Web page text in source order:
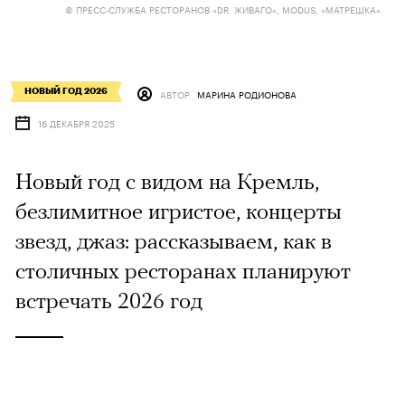
© ПРЕСС-СЛУЖБА РЕСТОРАНОВ «DR. ЖИВАГО», MODUS, «МАТРЕШКА»
НОВЫЙ ГОД 2026 АВТОР МАРИНА РОДИОНОВА
16 ДЕКАБРЯ 2025
Новый год с видом на Кремль,
безлимитное игристое, концерты
звезд, джаз: рассказываем, как в
столичных ресторанах планируют
встречать 2026 год